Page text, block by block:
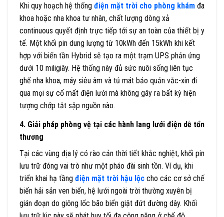
Khi quy hoạch hệ thống điện mặt trời cho phòng khám đa
khoa hoặc nha khoa tư nhân, chất lượng dòng xả
continuous quyết định trực tiếp tới sự an toàn của thiết bị y
tế. Một khối pin dung lượng từ 10kWh đến 15kWh khi kết
hợp với biến tần Hybrid sẽ tạo ra một trạm UPS phản ứng
dưới 10 miligiây. Hệ thống này đủ sức nuôi sống liên tục
ghế nha khoa, máy siêu âm và tủ mát bảo quản vắc-xin đi
qua mọi sự cố mất điện lưới mà không gây ra bất kỳ hiện
tượng chớp tắt sập nguồn nào.
4. Giải pháp phòng vệ tại các hành lang lưới điện dễ tổn
thương
Tại các vùng địa lý có rào cản thời tiết khắc nghiệt, khối pin
lưu trữ đóng vai trò như một pháo đài sinh tồn. Ví dụ, khi
triển khai hạ tầng điện mặt trời hậu lộc cho các cơ sở chế
biến hải sản ven biển, hệ lưới ngoài trời thường xuyên bị
gián đoạn do giông lốc bão biển giật đứt đường dây. Khối